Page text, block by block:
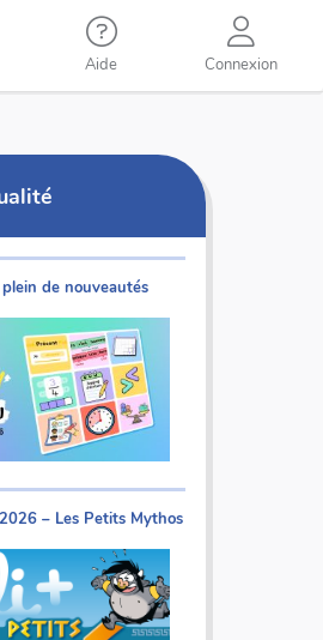
Aide Connexion
de nouveautés
– Les Petits Mythos